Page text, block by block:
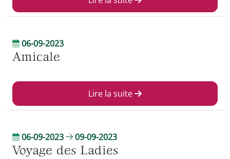
06-09-2023
Amicale
Lire la suite
06-09-2023 09-09-2023
Voyage des Ladies